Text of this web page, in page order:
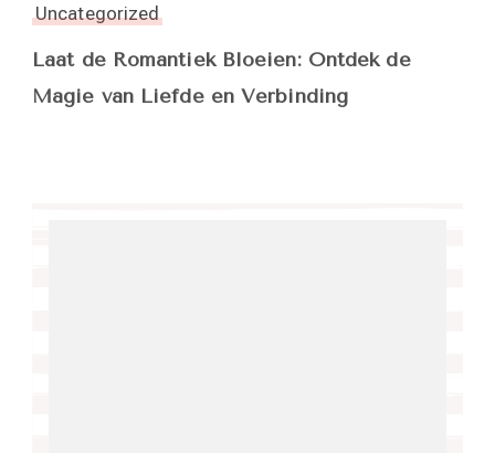
Uncategorized
Laat de Romantiek Bloeien: Ontdek de
Magie van Liefde en Verbinding